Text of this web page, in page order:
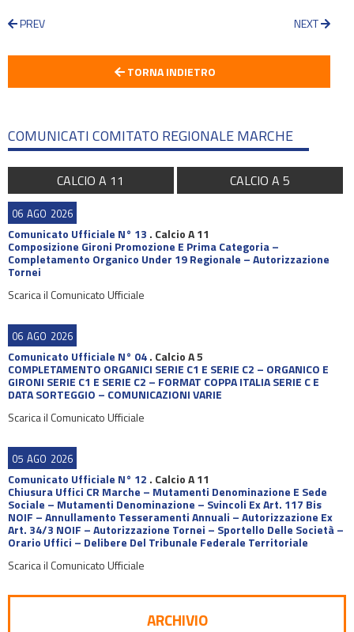
PREV NEXT
TORNA INDIETRO
COMUNICATI COMITATO REGIONALE MARCHE
CALCIO A 11 CALCIO A 5
06 AGO 2026
Comunicato Ufficiale N° 13 . Calcio A 11
Composizione Gironi Promozione E Prima Categoria –
Completamento Organico Under 19 Regionale – Autorizzazione
Tornei
Scarica il Comunicato Ufficiale
06 AGO 2026
Comunicato Ufficiale N° 04. Calcio A 5
COMPLETAMENTO ORGANICI SERIE C1 E SERIE C2 – ORGANICO E
GIRONI SERIE C1 E SERIE C2 – FORMAT COPPA ITALIA SERIE C E
DATA SORTEGGIO – COMUNICAZIONI VARIE
Scarica il Comunicato Ufficiale
05 AGO 2026
Comunicato Ufficiale N° 12 . Calcio A 11
Chiusura Uffici CR Marche – Mutamenti Denominazione E Sede
Sociale – Mutamenti Denominazione – Svincoli Ex Art. 117 Bis
NOIF – Annullamento Tesseramenti Annuali – Autorizzazione Ex
Art. 34/3 NOIF – Autorizzazione Tornei – Sportello Delle Società –
Orario Uffici – Delibere Del Tribunale Federale Territoriale
Scarica il Comunicato Ufficiale
ARCHIVIO